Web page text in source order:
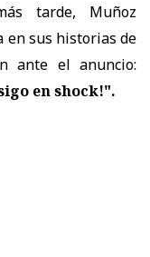
tarde, Muñoz
en sus historias de
ante el anuncio:
en shock!".